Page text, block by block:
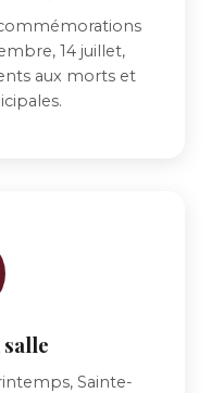
14 juillet,
aux morts et
Sainte-